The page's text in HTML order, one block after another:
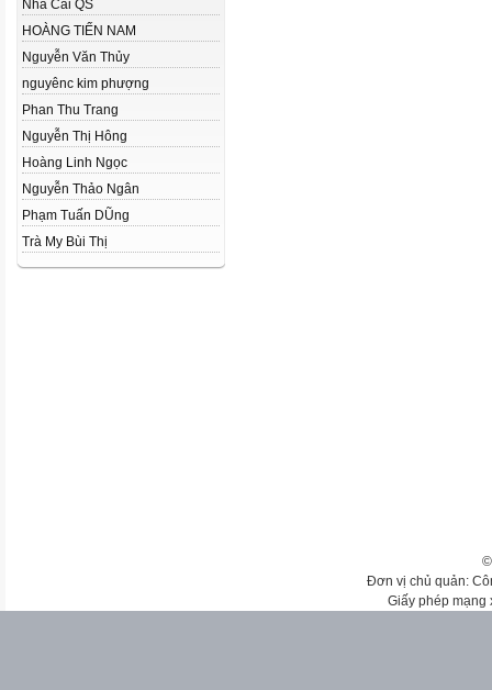
Nhà Cái QS
HOÀNG TIẾN NAM
Nguyễn Văn Thủy
nguyênc kim phượng
Phan Thu Trang
Nguyễn Thị Hông
Hoàng Linh Ngọc
Nguyễn Thảo Ngân
Phạm Tuấn DŨng
Trà My Bùi Thị
Đơn vị chủ quản:
Giấy phép mạng